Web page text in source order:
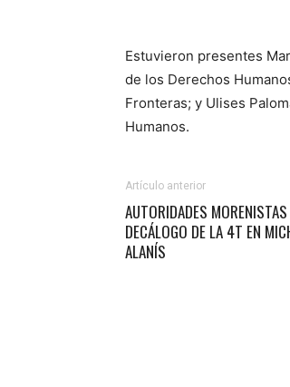
Estuvieron presentes
de los Derechos
Fronteras; y Ulises
Humanos.
Artículo anterior
AUTORIDADES MORENISTAS
DECÁLOGO DE LA 4T EN
ALANÍS